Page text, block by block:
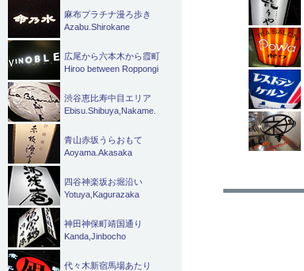
麻布プラチナ漫ろ歩き
Azabu.Shirokane
広尾から六本木から霞町
Hiroo between Roppongi
渋谷恵比寿中目エリア
Ebisu.Shibuya,Nakame.
青山赤坂うらおもて
Aoyama.Akasaka
四谷神楽坂お堀沿い
Yotuya,Kagurazaka
神田神保町靖国通り
Kanda,Jinbocho
代々木新宿馬場あたり